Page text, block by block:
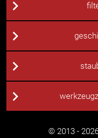
© 2013 -